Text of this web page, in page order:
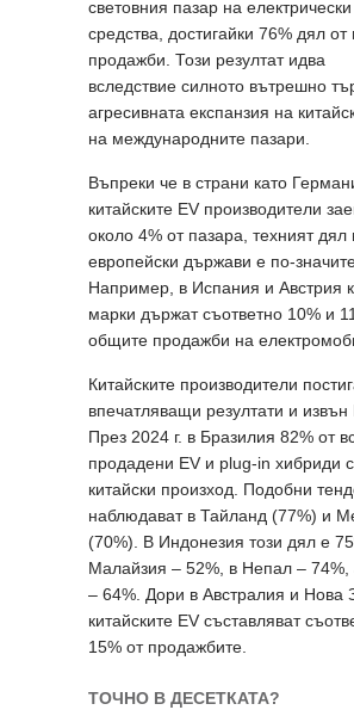
световния пазар на
средства, достигайки 76% дял от
продажби. Този резултат идва
вследствие силното вътрешно
агресивната експанзия на
на международните пазари.
Въпреки че в страни като
китайските EV производители
около 4% от пазара, техният дял
европейски държави е по-
Например, в Испания и Австрия
марки държат съответно 10% и
общите продажби на
Китайските производители
впечатляващи резултати и извън
През 2024 г. в Бразилия 82% от
продадени EV и plug-in хибриди
китайски произход. Подобни
наблюдават в Тайланд (77%) и
(70%). В Индонезия този дял е
Малайзия – 52%, в Непал – 74%,
– 64%. Дори в Австралия и Нова
китайските EV съставляват
15% от продажбите.
ТОЧНО В ДЕСЕТКАТА?